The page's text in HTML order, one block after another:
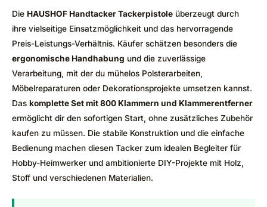
Die HAUSHOF Handtacker Tackerpistole überzeugt durch
ihre vielseitige Einsatzmöglichkeit und das hervorragende
Preis-Leistungs-Verhältnis. Käufer schätzen besonders die
ergonomische Handhabung und die zuverlässige
Verarbeitung, mit der du mühelos Polsterarbeiten,
Möbelreparaturen oder Dekorationsprojekte umsetzen kannst.
Das komplette Set mit 800 Klammern und Klammerentferner
ermöglicht dir den sofortigen Start, ohne zusätzliches Zubehör
kaufen zu müssen. Die stabile Konstruktion und die einfache
Bedienung machen diesen Tacker zum idealen Begleiter für
Hobby-Heimwerker und ambitionierte DIY-Projekte mit Holz,
Stoff und verschiedenen Materialien.